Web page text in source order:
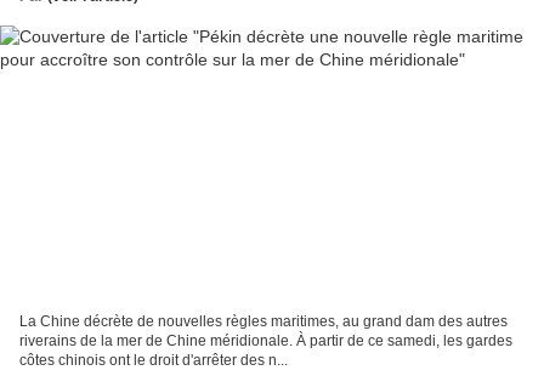
La Chine décrète de nouvelles règles maritimes, au grand dam des autres
riverains de la mer de Chine méridionale. À partir de ce samedi, les gardes
côtes chinois ont le droit d'arrêter des n...